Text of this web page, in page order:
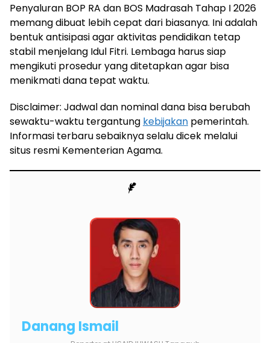
Penyaluran BOP RA dan BOS Madrasah Tahap I 2026
memang dibuat lebih cepat dari biasanya. Ini adalah
bentuk antisipasi agar aktivitas pendidikan tetap
stabil menjelang Idul Fitri. Lembaga harus siap
mengikuti prosedur yang ditetapkan agar bisa
menikmati dana tepat waktu.
Disclaimer: Jadwal dan nominal dana bisa berubah
sewaktu-waktu tergantung kebijakan pemerintah.
Informasi terbaru sebaiknya selalu dicek melalui
situs resmi Kementerian Agama.
Danang Ismail